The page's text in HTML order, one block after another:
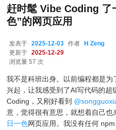
赶时髦 Vibe Coding 了
色”的网页应用
发表于 2025-12-03 作者
H Zeng
更新于
2025-12-29
浏览量 57 次
我不是科班出身。以前编程都是
兴起，让我感受到了AI写代码的超
Coding，又刚好看到
意，觉得很有意思，就想着自己
日一色网页应用。我没有任何